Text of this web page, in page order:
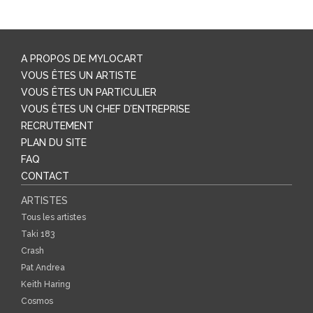
A PROPOS DE MYLOCART
VOUS ÊTES UN ARTISTE
VOUS ÊTES UN PARTICULIER
VOUS ÊTES UN CHEF D’ENTREPRISE
RECRUTEMENT
PLAN DU SITE
FAQ
CONTACT
ARTISTES
Tous les artistes
Taki 183
Crash
Pat Andrea
Keith Haring
Cosmos